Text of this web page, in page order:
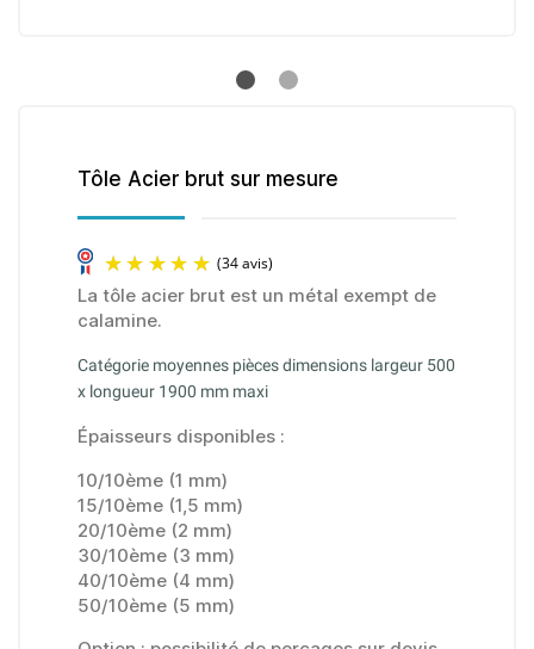
Tôle Acier brut sur mesure
(34 avis)
La tôle acier brut est un métal exempt de
calamine.
Catégorie moyennes pièces dimensions largeur 500
x longueur 1900 mm maxi
Épaisseurs disponibles :
10/10ème (1 mm)
15/10ème (1,5 mm)
20/10ème (2 mm)
30/10ème (3 mm)
40/10ème (4 mm)
50/10ème (5 mm)